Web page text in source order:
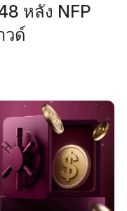
หลัง NFP
วด์